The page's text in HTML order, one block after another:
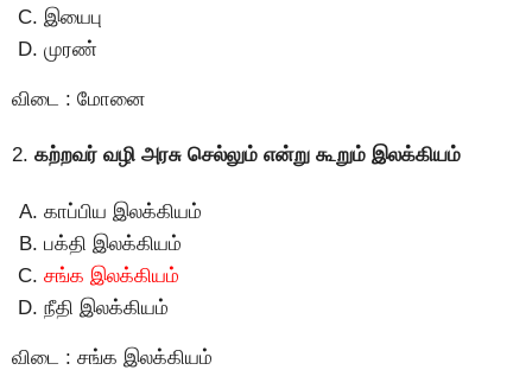
இயைபு
முரண்
விடை : மோனை
2. கற்றவர் வழி அரசு செல்லும் என்று கூறும் இலக்கியம்
காப்பிய இலக்கியம்
பக்தி இலக்கியம்
சங்க இலக்கியம்
நீதி இலக்கியம்
விடை : சங்க இலக்கியம்